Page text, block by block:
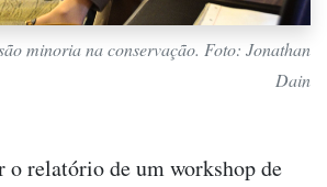
minoria na conservação. Foto: Jonathan
Dain
o relatório de um workshop de